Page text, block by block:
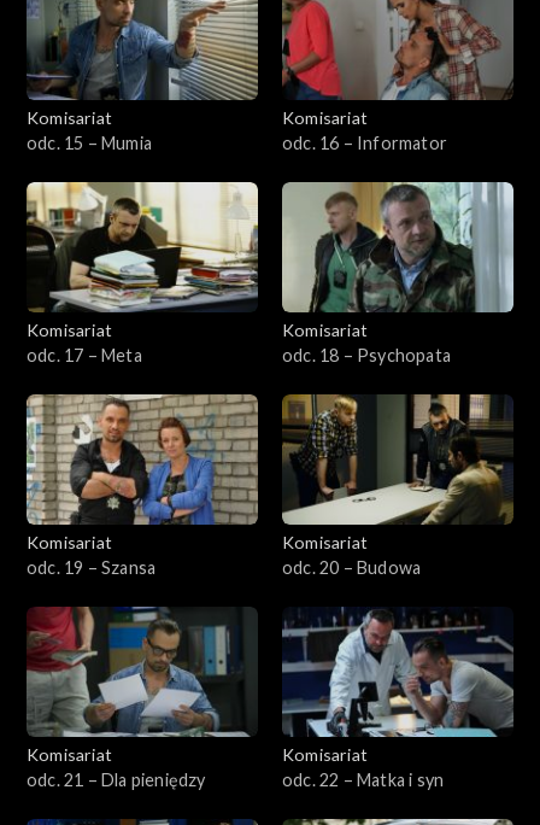
Komisariat
odc. 15 – Mumia
Komisariat
odc. 16 – Informator
Komisariat
odc. 17 – Meta
Komisariat
odc. 18 – Psychopata
Komisariat
odc. 19 – Szansa
Komisariat
odc. 20 – Budowa
Komisariat
odc. 21 – Dla pieniędzy
Komisariat
odc. 22 – Matka i syn